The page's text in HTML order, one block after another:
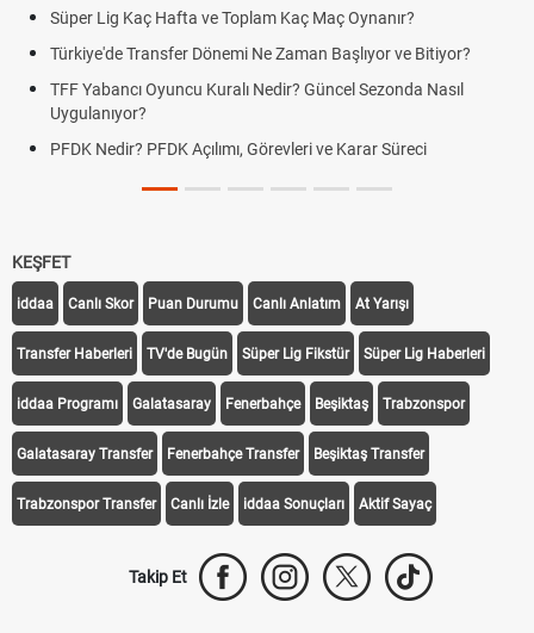
Süper Lig Kaç Hafta ve Toplam Kaç Maç Oynanır?
Türkiye'de Transfer Dönemi Ne Zaman Başlıyor ve Bitiyor?
TFF Yabancı Oyuncu Kuralı Nedir? Güncel Sezonda Nasıl
Uygulanıyor?
PFDK Nedir? PFDK Açılımı, Görevleri ve Karar Süreci
KEŞFET
iddaa Canlı Skor Puan Durumu Canlı Anlatım At Yarışı
Transfer Haberleri TV'de Bugün Süper Lig Fikstür Süper Lig Haberleri
iddaa Programı Galatasaray Fenerbahçe Beşiktaş Trabzonspor
Galatasaray Transfer Fenerbahçe Transfer Beşiktaş Transfer
Trabzonspor Transfer Canlı İzle iddaa Sonuçları Aktif Sayaç
Takip Et